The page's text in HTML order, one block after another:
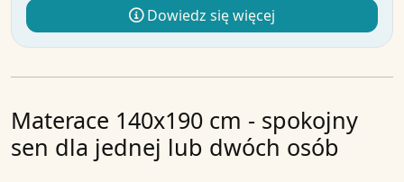
Dowiedz się więcej
Materace 140x190 cm - spokojny
sen dla jednej lub dwóch osób